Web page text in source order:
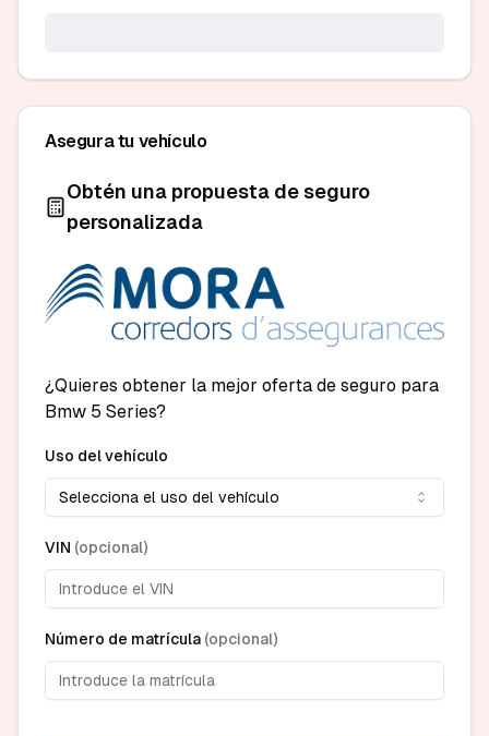
Asegura tu vehículo
Obtén una propuesta de seguro
personalizada
¿Quieres obtener la mejor oferta de seguro para
Bmw 5 Series?
Uso del vehículo
Selecciona el uso del vehículo
VIN (opcional)
Número de matrícula (opcional)